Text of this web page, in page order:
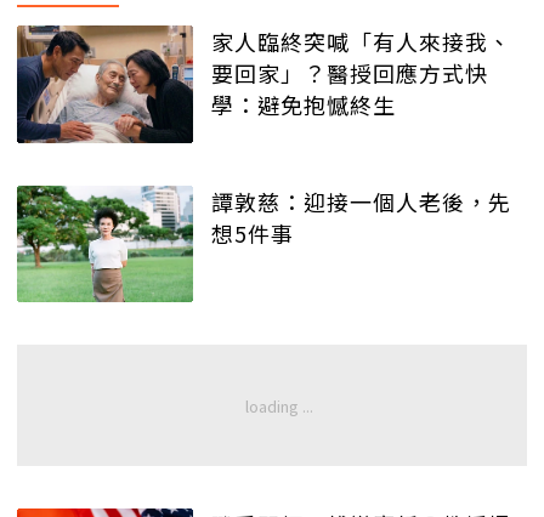
家人臨終突喊「有人來接我、
要回家」？醫授回應方式快
學：避免抱憾終生
譚敦慈：迎接一個人老後，先
想5件事